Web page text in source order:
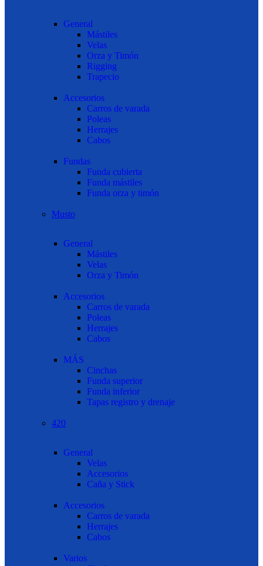
General
Mástiles
Velas
Orza y Timón
Rigging
Trapecio
Accesorios
Carros de varada
Poleas
Herrajes
Cabos
Fundas
Funda cubierta
Funda mástiles
Funda orza y timón
Musto
General
Mástiles
Velas
Orza y Timón
Accesorios
Carros de varada
Poleas
Herrajes
Cabos
MÁS
Cinchas
Funda superior
Funda inferior
Tapas registro y drenaje
420
General
Velas
Accesorios
Caña y Stick
Accesorios
Carros de varada
Herrajes
Cabos
Varios